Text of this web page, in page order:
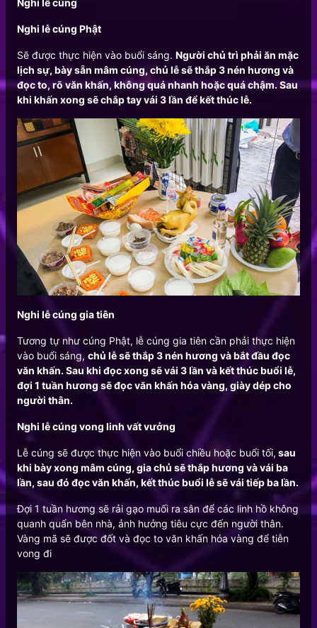
Nghi lễ cúng
Nghi lễ cúng Phật
Sẽ được thực hiện vào buổi sáng. Người chủ trì phải ăn mặc
lịch sự, bày sẵn mâm cúng, chủ lễ sẽ thắp 3 nén hương và
đọc to, rõ văn khấn, không quá nhanh hoặc quá chậm. Sau
khi khấn xong sẽ chắp tay vái 3 lần để kết thúc lễ.
Nghi lễ cúng gia tiên
Tương tự như cúng Phật, lễ cúng gia tiên cần phải thực hiện
vào buổi sáng, chủ lễ sẽ thắp 3 nén hương và bắt đầu đọc
văn khấn. Sau khi đọc xong sẽ vái 3 lần và kết thúc buổi lễ,
đợi 1 tuần hương sẽ đọc văn khấn hóa vàng, giày dép cho
người thân.
Nghi lễ cúng vong linh vất vưởng
Lễ cúng sẽ được thực hiện vào buổi chiều hoặc buổi tối, sau
khi bày xong mâm cúng, gia chủ sẽ thắp hương và vái ba
lần, sau đó đọc văn khấn, kết thúc buổi lễ sẽ vái tiếp ba lần.
Đợi 1 tuần hương sẽ rải gạo muối ra sân để các linh hồ không
quanh quẩn bên nhà, ảnh hưởng tiêu cực đến người thân.
Vàng mã sẽ được đốt và đọc to văn khấn hóa vàng để tiễn
vong đi